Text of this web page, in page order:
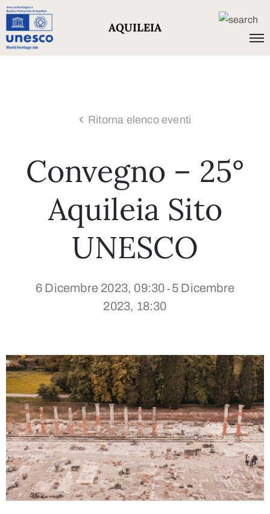
AQUILEIA
Ritorna elenco eventi
Convegno – 25°
Aquileia Sito
UNESCO
6 Dicembre 2023, 09:30 - 5 Dicembre
2023, 18:30